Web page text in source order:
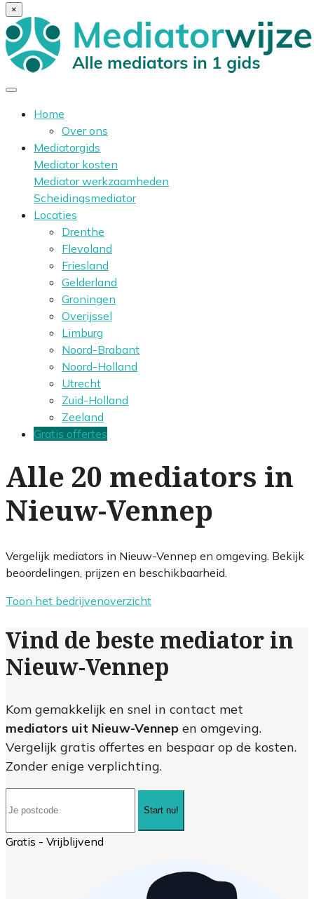
×
Home
Over ons
Mediatorgids
Mediator kosten
Mediator werkzaamheden
Scheidingsmediator
Locaties
Drenthe
Flevoland
Friesland
Gelderland
Groningen
Overijssel
Limburg
Noord-Brabant
Noord-Holland
Utrecht
Zuid-Holland
Zeeland
Gratis offertes
Alle 20 mediators in
Nieuw-Vennep
Vergelijk mediators in Nieuw-Vennep en omgeving. Bekijk
beoordelingen, prijzen en beschikbaarheid.
Toon het bedrijvenoverzicht
Vind de beste mediator in
Nieuw-Vennep
Kom gemakkelijk en snel in contact met
mediators uit Nieuw-Vennep en omgeving.
Vergelijk gratis offertes en bespaar op de kosten.
Zonder enige verplichting.
Start nu!
Gratis - Vrijblijvend